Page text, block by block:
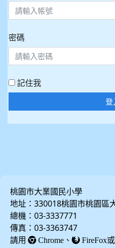
密碼
記住我
登
桃園市大業國民小學
地址：330018桃園市桃園區
總機：03-3337771
傳真：03-3363747
請用
Chrome 、 FireFox或